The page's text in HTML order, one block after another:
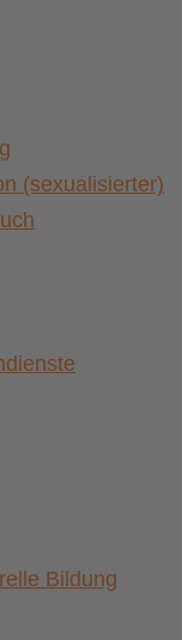
(sexualisierter)
Bildung